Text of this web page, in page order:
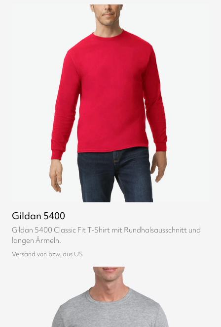
Gildan 5400
Gildan 5400 Classic Fit T-Shirt mit Rundhalsausschnitt und
langen Ärmeln.
Versand von bzw. aus US